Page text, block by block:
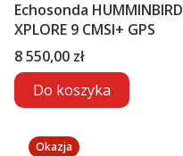
Echosonda HUMMINBIRD
XPLORE 9 CMSI+ GPS
Cena
8 550,00 zł
Do koszyka
Okazja